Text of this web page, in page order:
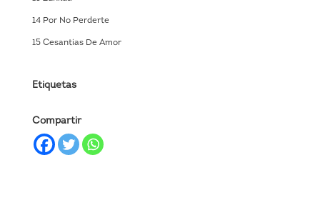
14 Por No Perderte
15 Cesantias De Amor
Etiquetas
Compartir